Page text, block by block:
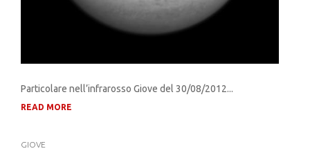
Particolare nell’infrarosso Giove del 30/08/2012...
READ MORE
GIOVE